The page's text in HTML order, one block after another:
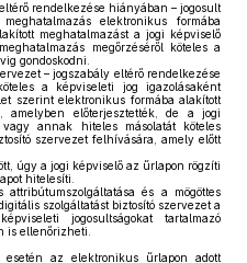
rendelkezése hiányában – jogosult
elektronikus formába
meghatalmazást a jogi képviselő
megőrzéséről köteles a
gondoskodni.
– jogszabály eltérő rendelkezése
a képviseleti jog igazolásaként
szerint elektronikus formába alakított
amelyben előterjesztették, de a jogi
annak hiteles másolatát köteles
szervezet felhívására, amely előtt
úgy a jogi képviselő az űrlapon rögzíti
hitelesíti.
és a mögöttes
szolgáltatást biztosító szervezet a
jogosultságokat tartalmazó
is ellenőrizheti.
az elektronikus űrlapon adott